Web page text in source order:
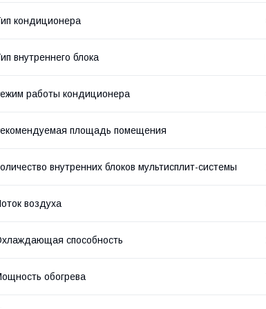
кондиционера
внутреннего блока
работы кондиционера
площадь помещения
внутренних блоков мультисплит-системы
воздуха
способность
обогрева